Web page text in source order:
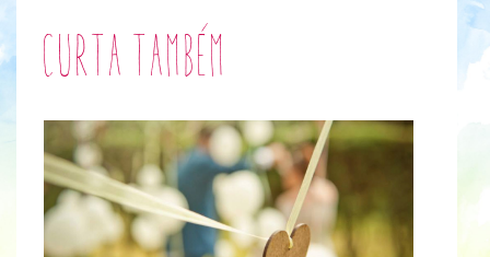
Curta também